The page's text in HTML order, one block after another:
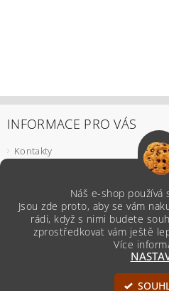
INFORMACE PRO VÁS
Kontakty
Podmínky ochrany osobních údajů
Všeobecné obchodní podmínky
, všechna práva
Náš e-shop používá
Jsou zde proto, aby se vám
rádi, když s nimi budete
zprostředkovat vám ještě
Více